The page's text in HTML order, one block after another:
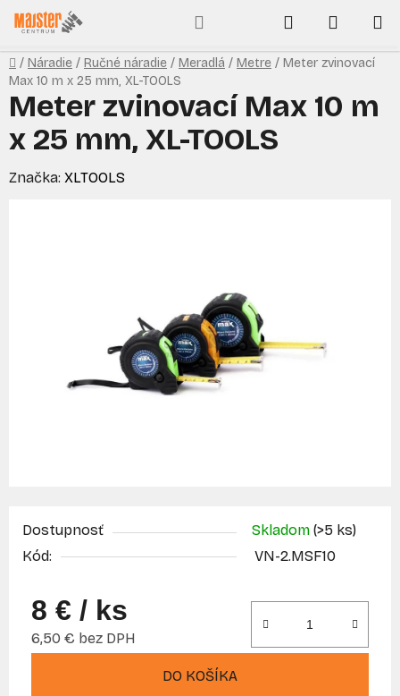
Prejsť
na
obsah
Hľadať
KOŠÍK
Domov
/ Náradie / Ručné náradie / Meradlá / Metre / Meter zvinovací
Max 10 m x 25 mm, XL-TOOLS
Dostupnosť Skladom (>5 ks)
Kód:
VN-2.MSF10
8 € / ks
6,50 € bez DPH
DO KOŠÍKA
Meter zvinovací Max 10 m
x 25 mm, XL-TOOLS
Značka: XLTOOLS